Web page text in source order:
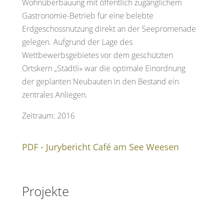
Wohnüberbauung mit öffentlich zugänglichem
Gastronomie-Betrieb für eine belebte
Erdgeschossnutzung direkt an der Seepromenade
gelegen. Aufgrund der Lage des
Wettbewerbsgebietes vor dem geschützten
Ortskern „Städtli» war die optimale Einordnung
der geplanten Neubauten in den Bestand ein
zentrales Anliegen.
Zeitraum: 2016
PDF - Jurybericht Café am See Weesen
Projekte